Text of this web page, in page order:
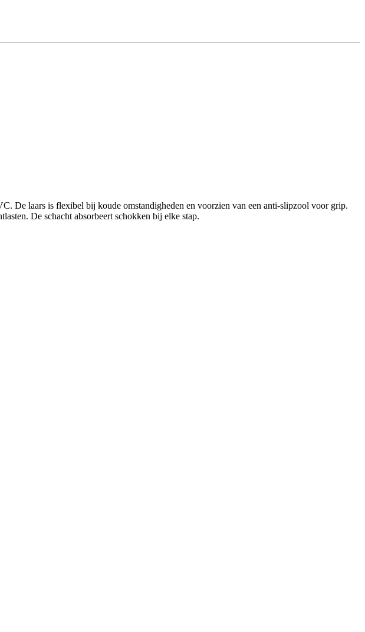
De laars is flexibel bij koude omstandigheden en voorzien van een anti-slipzool voor grip.
De schacht absorbeert schokken bij elke stap.